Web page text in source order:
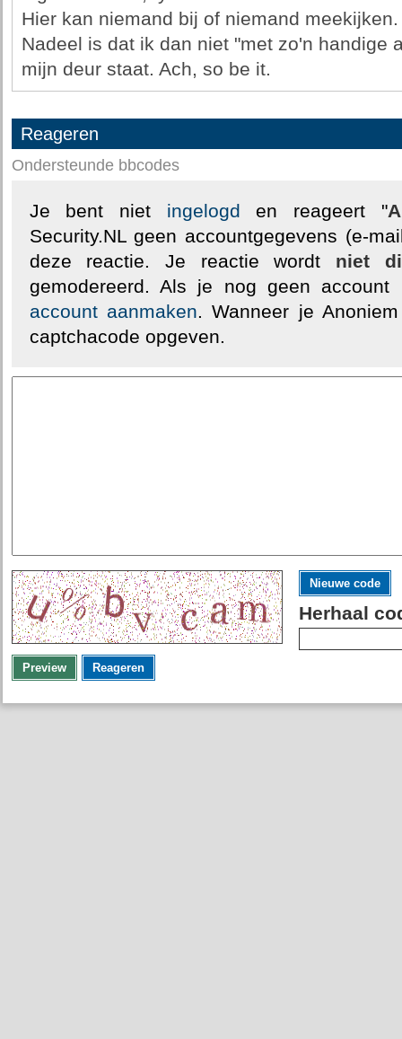
Hier kan niemand bij of niemand meekijken.
Nadeel is dat ik dan niet "met zo'n handige
mijn deur staat. Ach, so be it.
Reageren
Ondersteunde bbcodes
Je bent niet ingelogd en reageert "
Security.NL geen accountgegevens (e-
deze reactie. Je reactie wordt niet
gemodereerd. Als je nog geen
account aanmaken. Wanneer je
captchacode opgeven.
Nieuwe code
Herhaal
Preview Reageren